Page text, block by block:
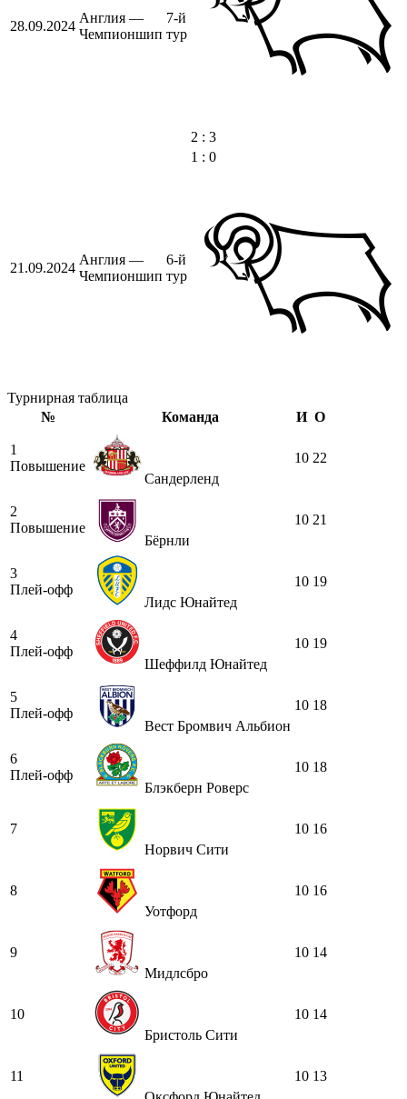
28.09.2024
Англия —
Чемпионшип
7-й
тур
2 : 3
21.09.2024
Англия —
Чемпионшип
6-й
тур
1 : 0
Турнирная таблица
№
Команда И О
1
Повышение
Сандерленд
10 22
2
Повышение
Бёрнли
10 21
3
Плей-офф
Лидс Юнайтед
10 19
4
Плей-офф
Шеффилд Юнайтед
10 19
5
Плей-офф
Вест Бромвич Альбион
10 18
6
Плей-офф
Блэкберн Роверс
10 18
7
Норвич Сити
10 16
8
Уотфорд
10 16
9
Мидлсбро
10 14
10
Бристоль Сити
10 14
11
10 13